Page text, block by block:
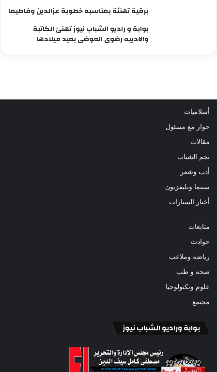
برقية تهنئة بمناسبه خطوبة عزالدين وفاطيما
بوابة و راديو الشباب نيوز تهنئ الكاتبة
والاديبه رضوى العوضى بعيد ميلادها
أسلاميات
حوار مع مسئول
مقالات
نجم الشباب
أدب وشعر
سينما وتليفزيون
أخبار السيارات
متابعات
حوادث
رياضة وملاعب
صحه و طب
علوم وتكنولوجيا
مجتمع
بوابة وراديو الشباب نيوز